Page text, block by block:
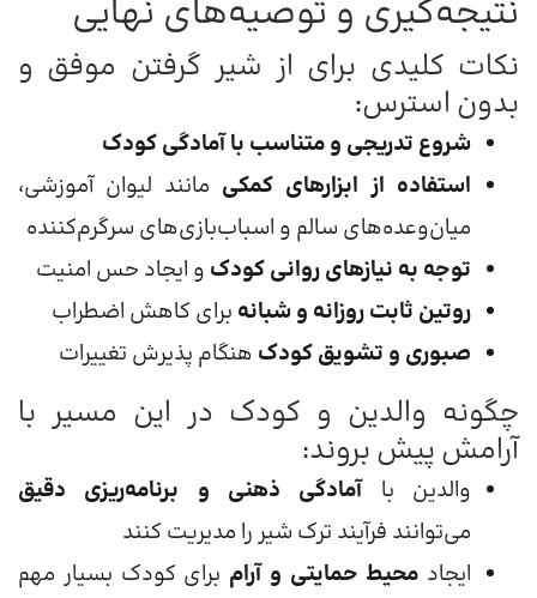
نتیجه‌گیری و توصیه‌های نهایی
نکات کلیدی برای از شیر گرفتن موفق و
بدون استرس:
شروع تدریجی و متناسب با آمادگی کودک
استفاده از ابزارهای کمکی مانند لیوان آموزشی،
میان‌وعده‌های سالم و اسباب‌بازی‌های سرگرم‌کننده
توجه به نیازهای روانی کودک و ایجاد حس امنیت
روتین ثابت روزانه و شبانه برای کاهش اضطراب
صبوری و تشویق کودک هنگام پذیرش تغییرات
چگونه والدین و کودک در این مسیر با
آرامش پیش بروند:
والدین باآمادگی ذهنی و برنامه‌ریزی دقیق
می‌توانند فرآیند ترک شیر را مدیریت کنند
ایجاد محیط حمایتی و آرام برای کودک بسیار مهم